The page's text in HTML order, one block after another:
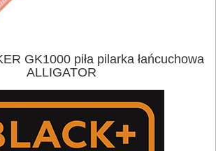
GK1000 piła pilarka łańcuchowa
ALLIGATOR